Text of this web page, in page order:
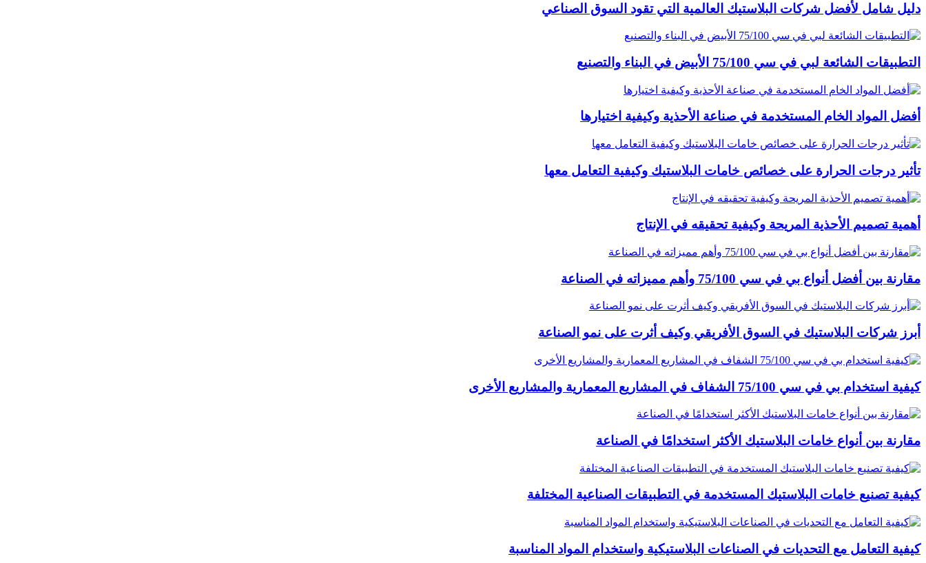
دليل شامل لأفضل شركات البلاستيك العالمية التي تقود السوق الصناعي
التطبيقات الشائعة لبي في سي 75/100 الأبيض في البناء والتصنيع
أفضل المواد الخام المستخدمة في صناعة الأحذية وكيفية اختيارها
تأثير درجات الحرارة على خصائص خامات البلاستيك وكيفية التعامل معها
أهمية تصميم الأحذية المريحة وكيفية تحقيقه في الإنتاج
مقارنة بين أفضل أنواع بي في سي 75/100 وأهم مميزاته في الصناعة
أبرز شركات البلاستيك في السوق الأفريقي وكيف أثرت على نمو الصناعة
كيفية استخدام بي في سي 75/100 الشفاف في المشاريع المعمارية والمشاريع الأخرى
مقارنة بين أنواع خامات البلاستيك الأكثر استخدامًا في الصناعة
كيفية تصنيع خامات البلاستيك المستخدمة في التطبيقات الصناعية المختلفة
كيفية التعامل مع التحديات في الصناعات البلاستيكية واستخدام المواد المناسبة